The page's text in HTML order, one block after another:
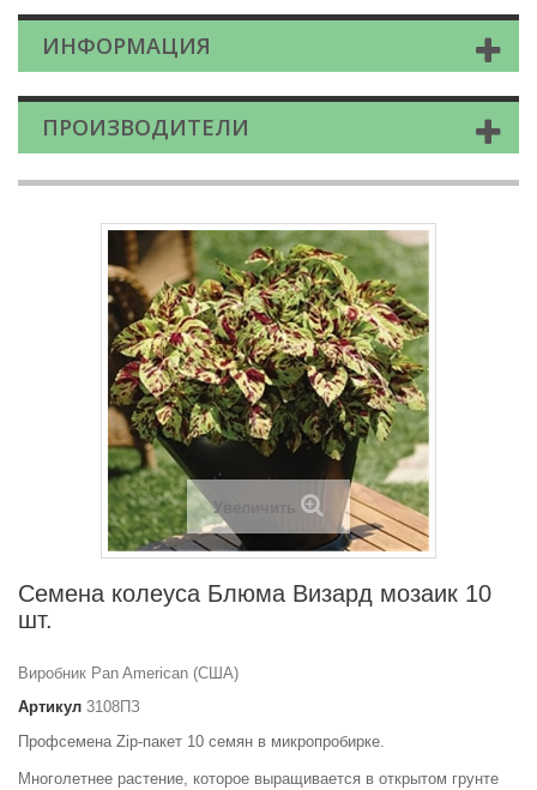
ИНФОРМАЦИЯ
ПРОИЗВОДИТЕЛИ
Увеличить
Семена колеуса Блюма Визард мозаик 10
шт.
Виробник Pan American (США)
Артикул 3108ПЗ
Профсемена Zip-пакет 10 семян в микропробирке.
Многолетнее растение, которое выращивается в открытом грунте